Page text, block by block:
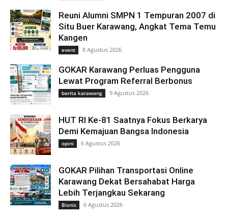
Reuni Alumni SMPN 1 Tempuran 2007 di
Situ Buer Karawang, Angkat Tema Temu
Kangen
event 8 Agustus 2026
GOKAR Karawang Perluas Pengguna
Lewat Program Referral Berbonus
berita karawang 9 Agustus 2026
HUT RI Ke-81 Saatnya Fokus Berkarya
Demi Kemajuan Bangsa Indonesia
opini 6 Agustus 2026
GOKAR Pilihan Transportasi Online
Karawang Dekat Bersahabat Harga
Lebih Terjangkau Sekarang
Bisnis 6 Agustus 2026